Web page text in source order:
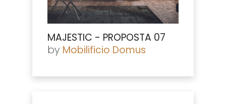
MAJESTIC - PROPOSTA 07
by Mobilificio Domus